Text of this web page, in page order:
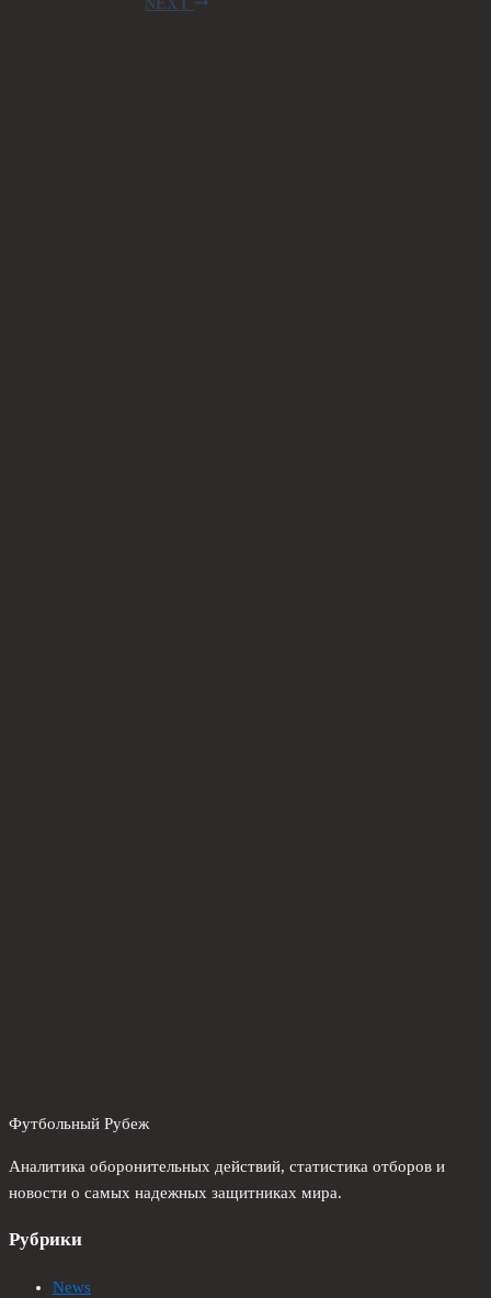
Футбольный Рубеж
Аналитика оборонительных действий, статистика отборов и
новости о самых надежных защитниках мира.
Рубрики
News